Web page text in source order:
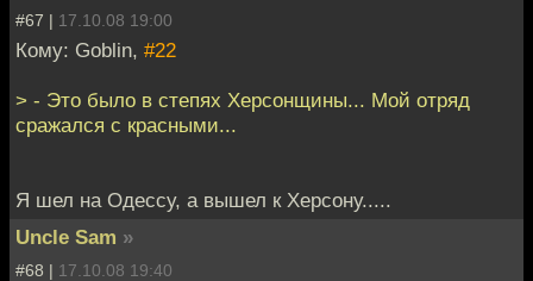
#67 | 17.10.08 19:00
Кому: Goblin, #22
> - Это было в степях Херсонщины... Мой отряд
сражался с красными...
Я шел на Одессу, а вышел к Херсону.....
Uncle Sam »
#68 | 17.10.08 19:40